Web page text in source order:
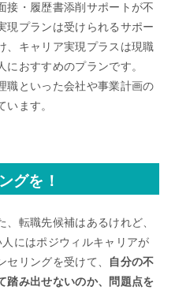
接・履歴書添削サポートが不
現プランは受けられるサポー
、キャリア実現プラスは現職
おすすめのプランです。
職といった会社や事業計画の
ます。
グを！
転職先候補はあるけれど、
にはポジウィルキャリアが
リングを受けて、 自分の不
踏み出せないのか、問題点を